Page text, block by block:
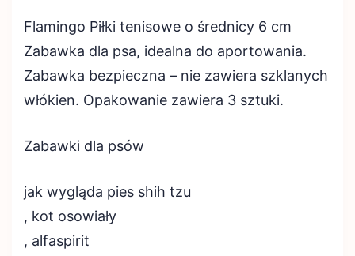
Flamingo Piłki tenisowe o średnicy 6 cm
Zabawka dla psa, idealna do aportowania.
Zabawka bezpieczna – nie zawiera szklanych
włókien. Opakowanie zawiera 3 sztuki.
Zabawki dla psów
jak wygląda pies shih tzu
, kot osowiały
, alfaspirit